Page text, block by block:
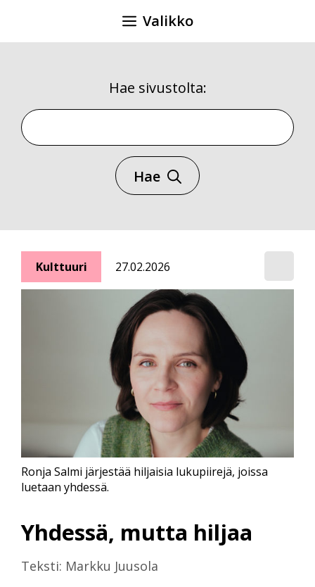
Valikko
Hae sivustolta:
Hae sivustolta
Hae
Kulttuuri 27.02.2026
Yhdessä, mutta hiljaa
Teksti: Markku Juusola
Ronja Salmi järjestää hiljaisia lukupiirejä, joissa
luetaan yhdessä.